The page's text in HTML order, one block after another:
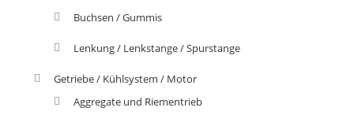
Buchsen / Gummis
Lenkung / Lenkstange / Spurstange
Getriebe / Kühlsystem / Motor
Aggregate und Riementrieb